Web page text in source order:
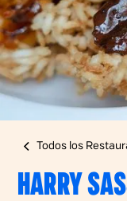
Todos los
HARRY